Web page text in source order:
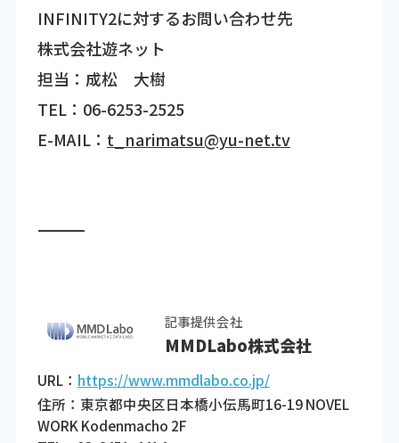
INFINITY2に対するお問い合わせ先
株式会社遊ネット
担当：成松 大樹
TEL：06-6253-2525
E-MAIL： t_narimatsu@yu-net.tv
―――――――――――――――――――――――――――――――――――
記事提供会社
MMDLabo株式会社
URL： https://www.mmdlabo.co.jp/
住所：東京都中央区日本橋小伝馬町16-19 NOVEL
WORK Kodenmacho 2F